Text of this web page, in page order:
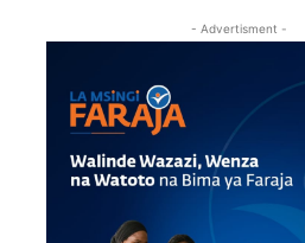
- Advertisment -